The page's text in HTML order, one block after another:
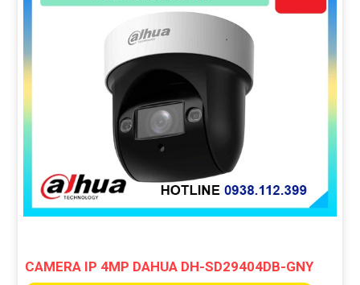
CAMERA IP 4MP DAHUA DH-SD29404DB-GNY